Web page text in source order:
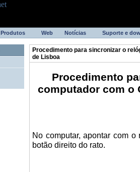
Produtos Web Notícias Suporte e
Procedimento para sincronizar o
de Lisboa
Procedimento
computador com o
No computar, apontar com
botão direito do rato.